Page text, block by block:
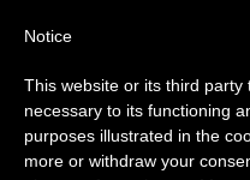
الايمان الفتي
Notice
This website or its third
necessary to its functioning
purposes illustrated in the
more or withdraw your